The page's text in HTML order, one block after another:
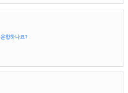
항하나요?
는 월, 수, 토요일만 운항해요.